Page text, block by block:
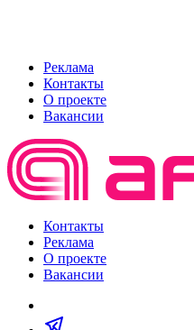
Реклама
Контакты
О проекте
Вакансии
Контакты
Реклама
О проекте
Вакансии